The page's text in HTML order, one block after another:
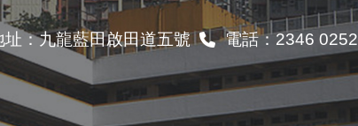
址：九龍藍田啟田道五號 電話： 2346 0252